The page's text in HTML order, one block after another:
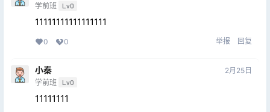
学前班 Lv0
11111111111111111
0 0 举报 回复
小秦
学前班 Lv0
2月25日
11111111